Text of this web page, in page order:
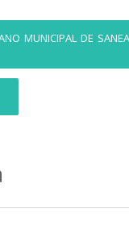
MUNICIPAL DE